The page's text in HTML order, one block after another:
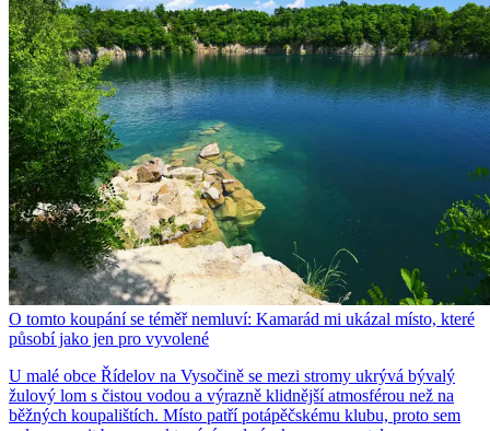
O tomto koupání se téměř nemluví: Kamarád mi ukázal místo, které
působí jako jen pro vyvolené
U malé obce Řídelov na Vysočině se mezi stromy ukrývá bývalý
žulový lom s čistou vodou a výrazně klidnější atmosférou než na
běžných koupalištích. Místo patří potápěčskému klubu, proto sem